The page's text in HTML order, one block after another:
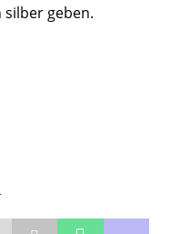
silber geben.